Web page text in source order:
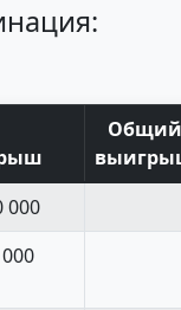
Общий
000